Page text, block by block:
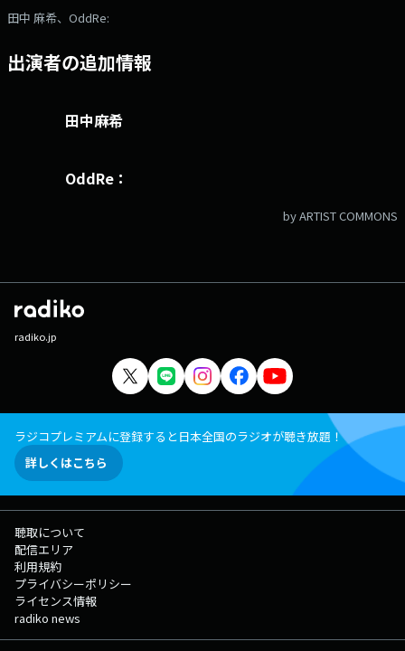
田中 麻希、OddRe:
出演者の追加情報
田中麻希
OddRe：
by ARTIST COMMONS
radiko.jp
ラジコプレミアムに登録すると日本全国のラジオが聴き放題！
詳しくはこちら
聴取について
配信エリア
利用規約
プライバシーポリシー
ライセンス情報
radiko news